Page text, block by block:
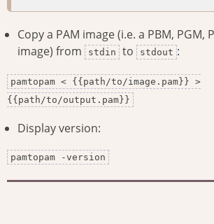
Copy a PAM image (i.e. a PBM, PGM,
image) from
stdin to stdout :
pamtopam < {{path/to/image.pam}} >
{{path/to/output.pam}}
Display version:
pamtopam -version